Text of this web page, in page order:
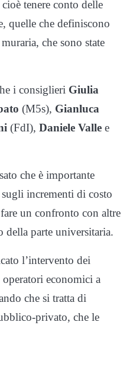
tenere conto delle
quelle che definiscono
che sono state
i consiglieri Giulia
(M5s), Gianluca
(FdI), Daniele Valle e
che è importante
incrementi di costo
un confronto con altre
della parte universitaria.
l’intervento dei
economici a
che si tratta di
privato, che le